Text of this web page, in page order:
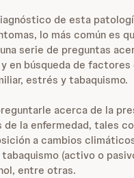
de esta
lo más común es
serie de preguntas
en búsqueda de
estrés y tabaquismo.
acerca de la
de la enfermedad, tales
a cambios
(activo o
entre otras.